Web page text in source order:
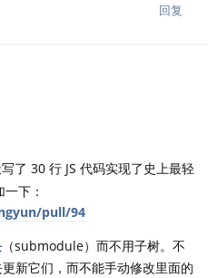
回复
了 30 行 JS 代码实现了史上最轻
下：
pull/94
（submodule）而不用子树。不
新它们，而不能手动修改里面的